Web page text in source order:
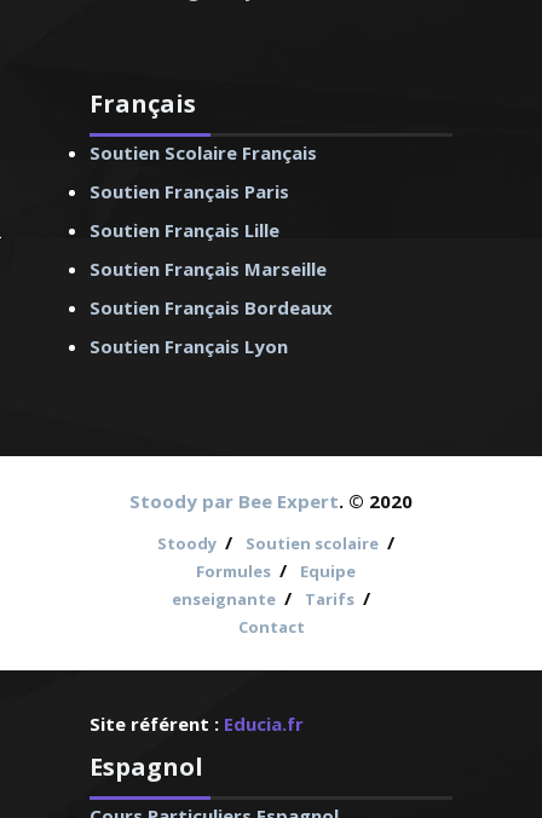
Français
Soutien Scolaire Français
Soutien Français Paris
Soutien Français Lille
Soutien Français Marseille
Soutien Français Bordeaux
Soutien Français Lyon
Stoody par Bee Expert. © 2020
Stoody / Soutien scolaire /
Formules /
Equipe
enseignante / Tarifs /
Contact
Site référent : Educia.fr
Espagnol